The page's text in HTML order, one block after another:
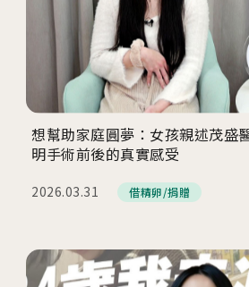
活動講座
2026.01.22
2026茂盛醫院全台巡迴好孕講座
2026.01.01
2026茂盛醫院講座《每月好孕講
想幫助家庭圓夢：女孩親述茂盛
明手術前後的真實感受
2026.03.31 借精卵/捐贈